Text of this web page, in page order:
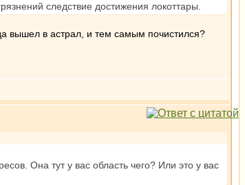
следствие достижения локоттары.
вышел в астрал, и тем самым почистился?
Она тут у вас область чего? Или это у вас